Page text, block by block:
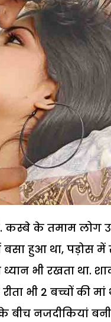
भी. कस्बे के तमाम लोग
हुआ था, पड़ोस में
भी रखता था.
भी 2 बच्चों की मां
बीच नजदीकियां बनी